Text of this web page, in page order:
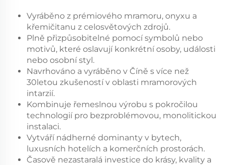
Vyráběno z prémiového mramoru, onyxu a
křemičitanu z celosvětových zdrojů.
Plně přizpůsobitelné pomocí symbolů nebo
motivů, které oslavují konkrétní osoby, události
nebo osobní styl.
Navrhováno a vyráběno v Číně s více než
30letou zkušeností v oblasti mramorových
intarzií.
Kombinuje řemeslnou výrobu s pokročilou
technologií pro bezproblémovou, monolitickou
instalaci.
Vytváří nádherné dominanty v bytech,
luxusních hotelích a komerčních prostorách.
Časově nezastaralá investice do krásy, kvality a